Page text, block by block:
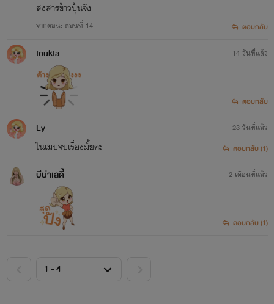
สงสารข้าวปุ้นจัง
จากตอน: ตอนที่ 14 ตอบกลับ
toukta 14 วันที่แล้ว
ตอบกลับ
Ly
ในเมบจบเรื่องมั้ยคะ
23 วันที่แล้ว
ตอบกลับ (1)
บีน่าเลดี้ 2 เดือนที่แล้ว
ตอบกลับ (1)